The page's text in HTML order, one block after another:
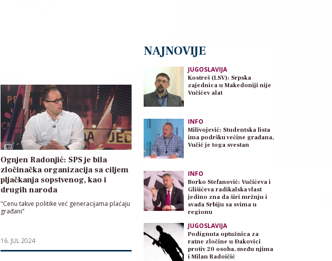
Ognjen Radonjić: SPS je bila
zločinačka organizacija sa ciljem
pljačkanja sopstvenog, kao i
drugih naroda
"Cenu takve politike već generacijama plaćaju
građani"
16. JUL 2024
NAJNOVIJE
JUGOSLAVIJA
Kostreš (LSV): Srpska
zajednica u Makedoniji nije
Vučićev alat
INFO
Milivojević: Studentska lista
ima podršku većine građana,
Vučić je toga svestan
INFO
Borko Stefanović: Vučićeva i
Glišićeva radikalska vlast
jedino zna da širi mržnju i
svađa Srbiju sa svima u
regionu
JUGOSLAVIJA
Podignuta optužnica za
ratne zločine u Đakovici
protiv 20 osoba, među njima
i Milan Radoičić